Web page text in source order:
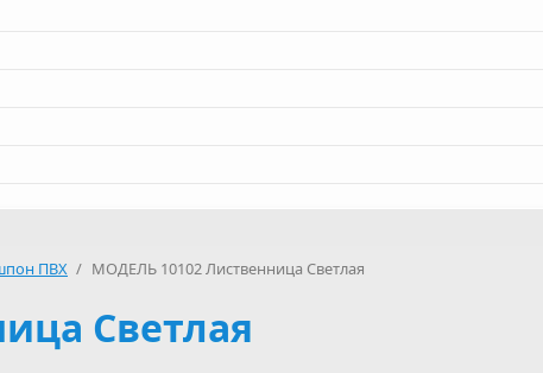
ПВХ / МОДЕЛЬ 10102 Лиственница Светлая
Светлая